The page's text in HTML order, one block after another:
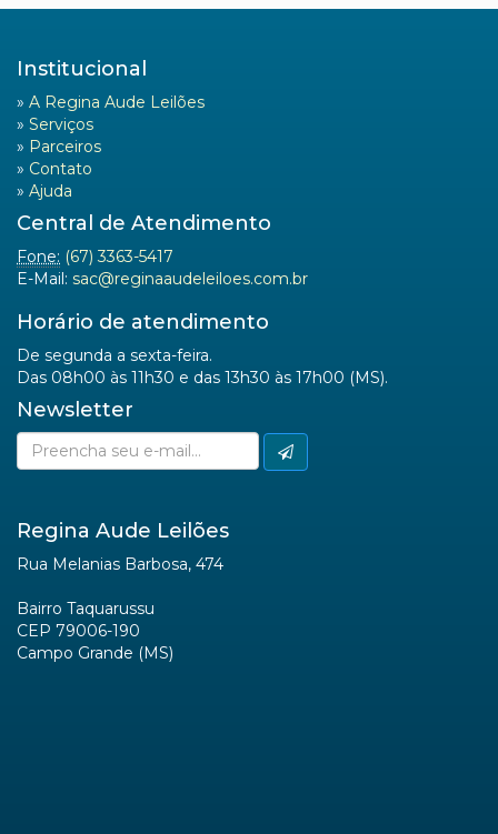
Institucional
» A Regina Aude Leilões
» Serviços
» Parceiros
» Contato
» Ajuda
Central de Atendimento
Fone: (67) 3363-5417
E-Mail: sac@reginaaudeleiloes.com.br
Horário de atendimento
De segunda a sexta-feira.
Das 08h00 às 11h30 e das 13h30 às 17h00 (MS).
Newsletter
Regina Aude Leilões
Rua Melanias Barbosa, 474
Bairro Taquarussu
CEP 79006-190
Campo Grande (MS)